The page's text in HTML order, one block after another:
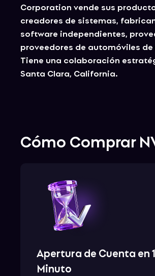
Corporation vende sus
creadores de sistemas,
software independientes,
proveedores de automóviles
Tiene una colaboración
Santa Clara, California.
Cómo Comprar
Apertura de Cuenta en 1
Minuto